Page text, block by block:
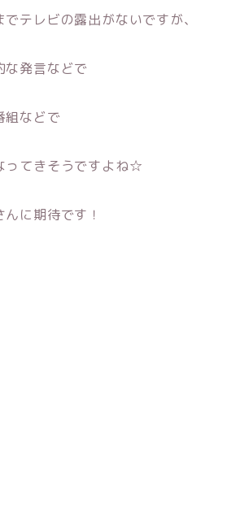
テレビの露出がないですが、
な発言などで
組などで
ってきそうですよね☆
に期待です！